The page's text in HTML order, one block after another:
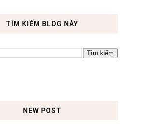
TÌM KIẾM BLOG NÀY
NEW POST